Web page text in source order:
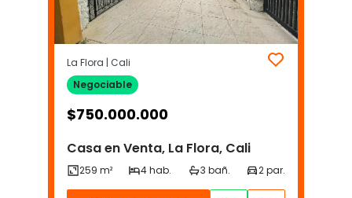
La Flora | Cali
Negociable
$750.000.000
Casa en Venta, La Flora, Cali